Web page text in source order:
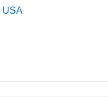
USA